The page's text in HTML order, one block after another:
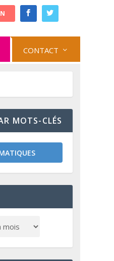
CONTACT
MOTS-CLÉS